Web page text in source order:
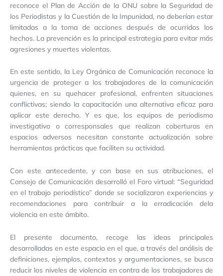
reconoce el Plan de Acción de la ONU sobre la Seguridad de
los Periodistas y la Cuestión de la Impunidad, no deberían estar
limitadas a la toma de acciones después de ocurridos los
hechos. La prevención es la principal estrategia para evitar más
agresiones y muertes violentas.
En este sentido, la Ley Orgánica de Comunicación reconoce la
urgencia de proteger a los trabajadores de la comunicación
quienes, en su quehacer profesional, enfrenten situaciones
conflictivas; siendo la capacitación una alternativa eficaz para
aplicar este derecho. Y es que, los equipos de periodismo
investigativo o corresponsales que realizan coberturas en
espacios adversos necesitan constante actualización sobre
herramientas prácticas que faciliten su actividad.
Con este antecedente, y con base en sus atribuciones, el
Consejo de Comunicación desarrolló el Foro virtual: “Seguridad
en el trabajo periodístico” donde se socializaron experiencias y
recomendaciones para contribuir a la erradicación dela
violencia en este ámbito.
El presente documento, recoge las ideas principales
desarrolladas en este espacio en el que, a través del análisis de
definiciones, ejemplos, contextos y argumentaciones, se busca
reducir los niveles de violencia en contra de los trabajadores de